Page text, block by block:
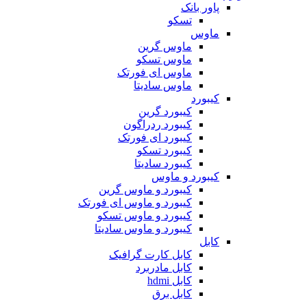
پاور بانک
تسکو
ماوس
ماوس گرین
ماوس تسکو
ماوس ای فورتک
ماوس سادیتا
کیبورد
کیبورد گرین
کیبورد ردراگون
کیبورد ای فورتک
کیبورد تسکو
کیبورد سادیتا
کیبورد و ماوس
کیبورد و ماوس گرین
کیبورد و ماوس ای فورتک
کیبورد و ماوس تسکو
کیبورد و ماوس سادیتا
کابل
کابل کارت گرافیک
کابل مادربرد
کابل hdmi
کابل برق